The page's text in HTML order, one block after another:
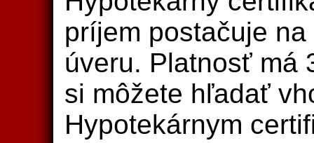
príjem postačuje
úveru. Platnosť má
si môžete hľadať
Hypotekárnym